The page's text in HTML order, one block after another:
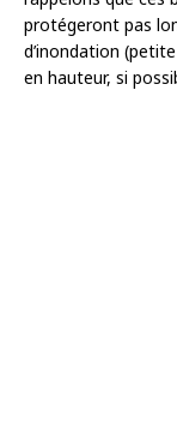
protégeront pas
d’inondation
en hauteur, si